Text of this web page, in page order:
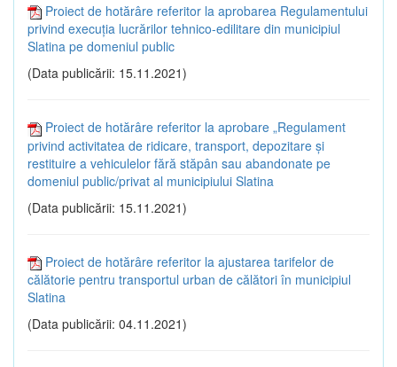
Proiect de hotărâre referitor la aprobarea Regulamentului
privind execuția lucrărilor tehnico-edilitare din municipiul
Slatina pe domeniul public
(Data publicării: 15.11.2021)
Proiect de hotărâre referitor la aprobare „Regulament
privind activitatea de ridicare, transport, depozitare și
restituire a vehiculelor fără stăpân sau abandonate pe
domeniul public/privat al municipiului Slatina
(Data publicării: 15.11.2021)
Proiect de hotărâre referitor la ajustarea tarifelor de
călătorie pentru transportul urban de călători în municipiul
Slatina
(Data publicării: 04.11.2021)